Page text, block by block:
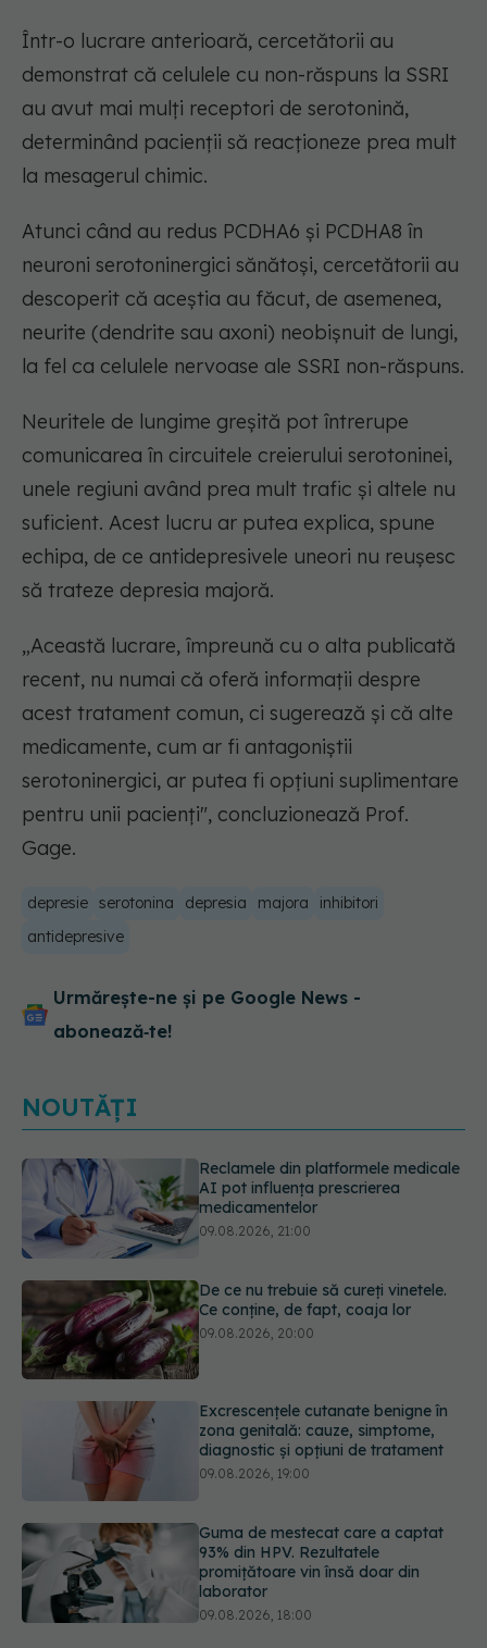
Într-o lucrare anterioară, cercetătorii au
demonstrat că celulele cu non-răspuns la SSRI
au avut mai mulți receptori de serotonină,
determinând pacienții să reacționeze prea mult
la mesagerul chimic.
Atunci când au redus PCDHA6 și PCDHA8 în
neuroni serotoninergici sănătoși, cercetătorii au
descoperit că aceștia au făcut, de asemenea,
neurite (dendrite sau axoni) neobișnuit de lungi,
la fel ca celulele nervoase ale SSRI non-răspuns.
Neuritele de lungime greșită pot întrerupe
comunicarea în circuitele creierului serotoninei,
unele regiuni având prea mult trafic și altele nu
suficient. Acest lucru ar putea explica, spune
echipa, de ce antidepresivele uneori nu reușesc
să trateze depresia majoră.
„Această lucrare, împreună cu o alta publicată
recent, nu numai că oferă informații despre
acest tratament comun, ci sugerează și că alte
medicamente, cum ar fi antagoniștii
serotoninergici, ar putea fi opțiuni suplimentare
pentru unii pacienți", concluzionează Prof.
Gage.
depresie serotonina depresia majora
inhibitori
antidepresive
Urmărește-ne și pe Google News -
abonează‑te!
NOUTĂȚI
De ce nu trebuie să cureți vinetele.
Ce conține, de fapt, coaja lor
09.08.2026, 20:00
Excrescențele cutanate benigne în
zona genitală: cauze, simptome,
diagnostic și opțiuni de tratament
Guma de mestecat care a captat
93% din HPV. Rezultatele
promițătoare vin însă doar din
Câte zile de concediu avem nevoie
într-un an? Răspunsul oferit de un
studiu desfășurat timp de 40 de ani
09.08.2026, 17:00